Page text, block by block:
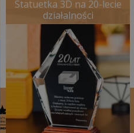
Statuetka 3D na 20-lecie
działalności